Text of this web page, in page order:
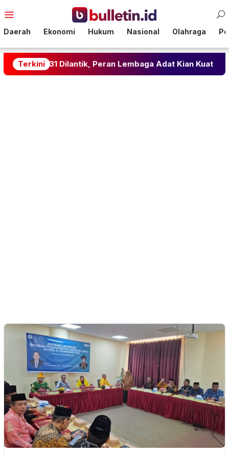
ke
Mobile
Daerah Ekonomi Hukum Nasional Olahraga
Terkini
2031 Dilantik, Peran Lembaga Adat Kian Kuat